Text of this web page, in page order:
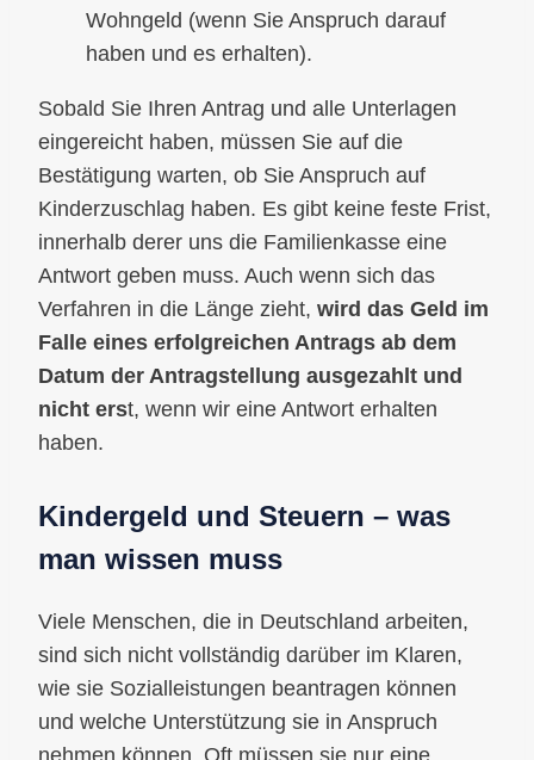
Wohngeld (wenn Sie Anspruch darauf
haben und es erhalten).
Sobald Sie Ihren Antrag und alle Unterlagen
eingereicht haben, müssen Sie auf die
Bestätigung warten, ob Sie Anspruch auf
Kinderzuschlag haben. Es gibt keine feste Frist,
innerhalb derer uns die Familienkasse eine
Antwort geben muss. Auch wenn sich das
Verfahren in die Länge zieht, wird das Geld im
Falle eines erfolgreichen Antrags ab dem
Datum der Antragstellung ausgezahlt und
nicht erst, wenn wir eine Antwort erhalten
haben.
Kindergeld und Steuern – was
man wissen muss
Viele Menschen, die in Deutschland arbeiten,
sind sich nicht vollständig darüber im Klaren,
wie sie Sozialleistungen beantragen können
und welche Unterstützung sie in Anspruch
nehmen können. Oft müssen sie nur eine